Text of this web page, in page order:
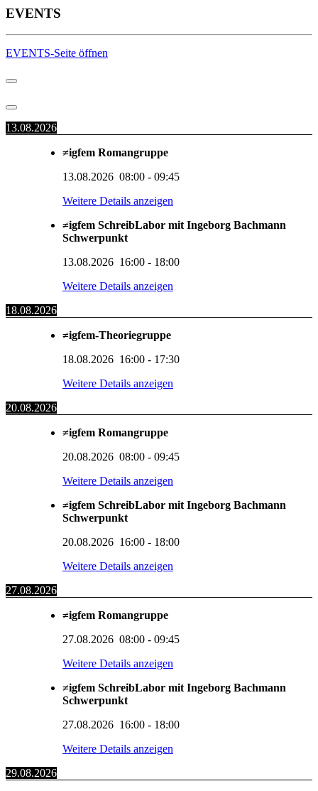
EVENTS
EVENTS-Seite öffnen
13.08.2026
≠igfem Romangruppe
13.08.2026 08:00 - 09:45
Weitere Details anzeigen
≠igfem SchreibLabor mit Ingeborg Bachmann
Schwerpunkt
13.08.2026 16:00 - 18:00
Weitere Details anzeigen
18.08.2026
≠igfem-Theoriegruppe
18.08.2026 16:00 - 17:30
Weitere Details anzeigen
20.08.2026
≠igfem Romangruppe
20.08.2026 08:00 - 09:45
Weitere Details anzeigen
≠igfem SchreibLabor mit Ingeborg Bachmann
Schwerpunkt
20.08.2026 16:00 - 18:00
Weitere Details anzeigen
27.08.2026
≠igfem Romangruppe
27.08.2026 08:00 - 09:45
Weitere Details anzeigen
≠igfem SchreibLabor mit Ingeborg Bachmann
Schwerpunkt
27.08.2026 16:00 - 18:00
Weitere Details anzeigen
29.08.2026